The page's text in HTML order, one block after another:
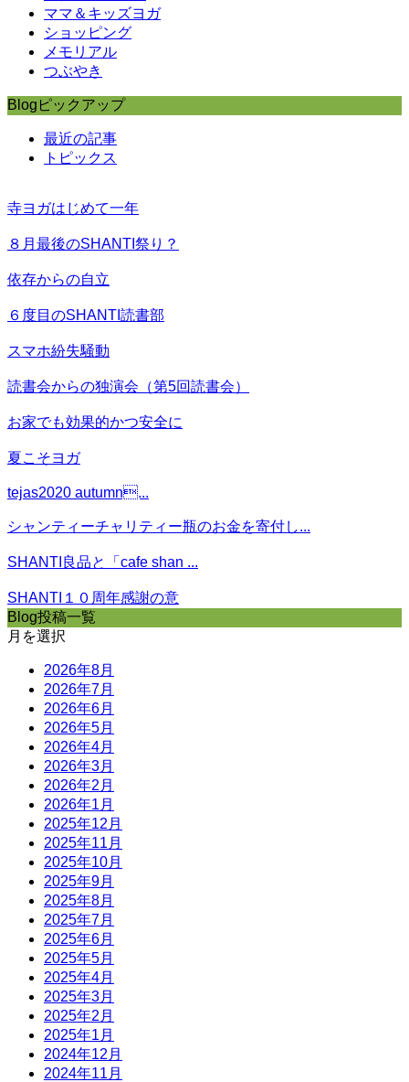
ママ＆キッズヨガ
ショッピング
メモリアル
つぶやき
Blogピックアップ
最近の記事
トピックス
寺ヨガはじめて一年
８月最後のSHANTI祭り？
依存からの自立
６度目のSHANTI読書部
スマホ紛失騒動
読書会からの独演会（第5回読書会）
お家でも効果的かつ安全に
夏こそヨガ
tejas2020 autumn...
シャンティーチャリティー瓶のお金を寄付し...
SHANTI良品と「cafe shan ...
SHANTI１０周年感謝の意
Blog投稿一覧
月を選択
2026年8月
2026年7月
2026年6月
2026年5月
2026年4月
2026年3月
2026年2月
2026年1月
2025年12月
2025年11月
2025年10月
2025年9月
2025年8月
2025年7月
2025年6月
2025年5月
2025年4月
2025年3月
2025年2月
2025年1月
2024年12月
2024年11月